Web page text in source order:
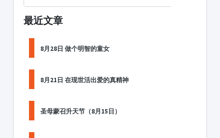
最近文章
8月28日 做个明智的童女
8月21日 在现世活出爱的真精神
圣母蒙召升天节（8月15日）